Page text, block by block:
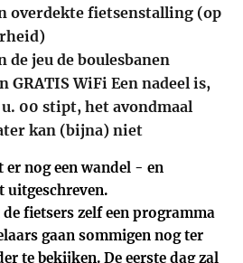
overdekte fietsenstalling (op
de jeu de boulesbanen
GRATIS WiFi Een nadeel is,
u. 00 stipt, het avondmaal
kan (bijna) niet
er nog een wandel - en
fietsers zelf een programma
gaan sommigen nog ter
te bekijken. De eerste dag zal